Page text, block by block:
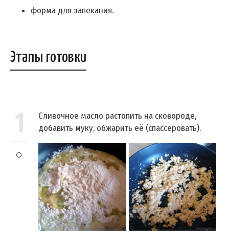
форма для запекания.
Этапы готовки
1
Сливочное масло растопить на сковороде,
добавить муку, обжарить её (спассеровать).